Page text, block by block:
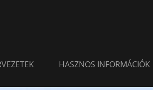
HASZNOS INFORMÁCIÓK